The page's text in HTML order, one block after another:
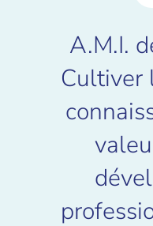
A.M.I.
Cultiver